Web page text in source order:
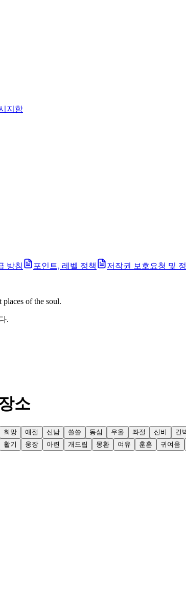
지함
방침 포인트, 레벨 정책 저작권 보호요청 및
of the soul.
.
소
희망 애절 신남 쓸쓸 동심 우울 좌절 신비 긴
활기 웅장 아련 개드립 몽환 여유 훈훈 귀여움